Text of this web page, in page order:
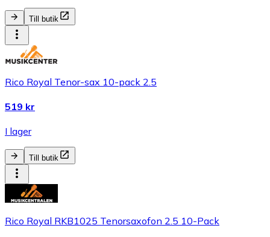
Till butik
Rico Royal Tenor-sax 10-pack 2.5
519 kr
I lager
Till butik
Rico Royal RKB1025 Tenorsaxofon 2.5 10-Pack